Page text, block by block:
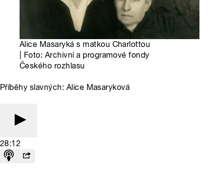
Alice Masaryká s matkou Charlottou
| Foto: Archivní a programové fondy
Českého rozhlasu
Příběhy slavných: Alice Masaryková
28:12